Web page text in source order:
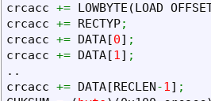
crcacc += LOWBYTE (LOAD
crcacc += RECTYP;
crcacc += DATA[0] ;
crcacc += DATA[1] ;
crcacc += DATA[RECLEN-1] ;